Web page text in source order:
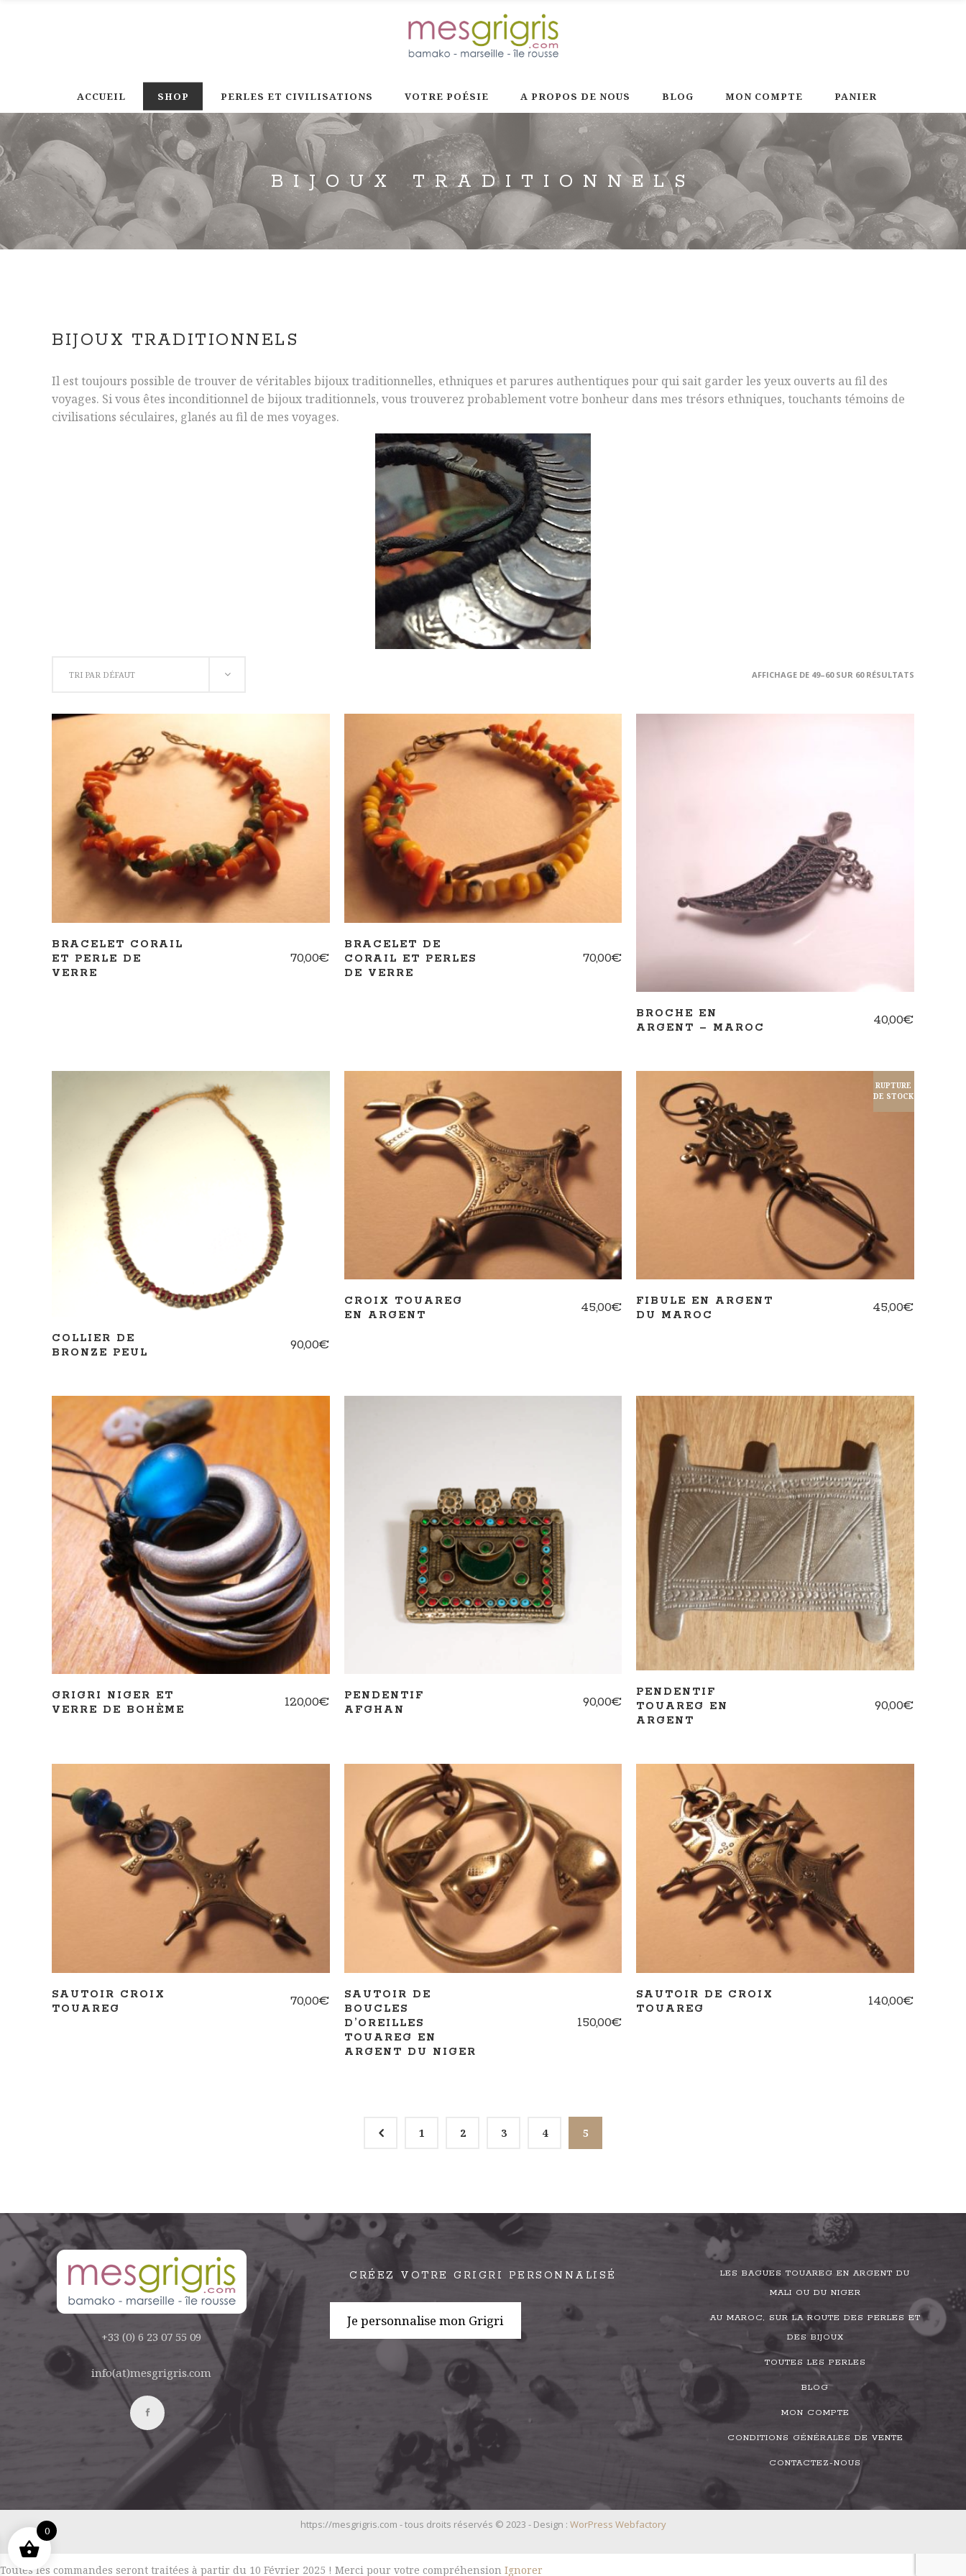
ACCUEIL SHOP PERLES ET CIVILISATIONS VOTRE POÉSIE A PROPOS DE NOUS BLOG MON COMPTE PANIER
BIJOUX TRADITIONNELS
BIJOUX TRADITIONNELS
Il est toujours possible de trouver de véritables bijoux traditionnelles, ethniques et parures authentiques pour qui sait garder les yeux ouverts au fil des
voyages. Si vous êtes inconditionnel de bijoux traditionnels, vous trouverez probablement votre bonheur dans mes trésors ethniques, touchants témoins de
civilisations séculaires, glanés au fil de mes voyages.
TRI PAR DÉFAUT AFFICHAGE DE 49–60 SUR 60 RÉSULTATS
AJOUTER AU PANIER
BRACELET CORAIL
ET PERLE DE
VERRE
70,00€
BRACELET DE
CORAIL ET PERLES
DE VERRE
70,00€
AJOUTER AU PANIER
BROCHE EN
ARGENT – MAROC
40,00€
COLLIER DE
BRONZE PEUL
90,00€
AJOUTER AU PANIER
CROIX TOUAREG
EN ARGENT
45,00€
RUPTURE
DE STOCK
LIRE LA SUITE
FIBULE EN ARGENT
DU MAROC
45,00€
AJOUTER AU PANIER
GRIGRI NIGER ET
VERRE DE BOHÈME
120,00€
AJOUTER AU PANIER
PENDENTIF
AFGHAN
90,00€
AJOUTER AU PANIER
PENDENTIF
TOUAREG EN
ARGENT
90,00€
AJOUTER AU PANIER
SAUTOIR CROIX
TOUAREG
70,00€
AJOUTER AU PANIER
SAUTOIR DE
BOUCLES
D’OREILLES
TOUAREG EN
ARGENT DU NIGER
150,00€
AJOUTER AU PANIER
SAUTOIR DE CROIX
TOUAREG
140,00€
4 1 2 3 4 5
+33 (0) 6 23 07 55 09
info(at)mesgrigris.com
CRÉEZ VOTRE GRIGRI PERSONNALISÉ
Je personnalise mon Grigri
LES BAGUES TOUAREG EN ARGENT DU
MALI OU DU NIGER
AU MAROC, SUR LA ROUTE DES PERLES ET
DES BIJOUX
TOUTES LES PERLES
BLOG
MON COMPTE
CONDITIONS GÉNÉRALES DE VENTE
CONTACTEZ-NOUS
https://mesgrigris.com - tous droits réservés © 2023 - Design : WorPress Webfactory
Toutes les commandes seront traitées à partir du 10 Février 2025 ! Merci pour votre compréhension Ignorer
0